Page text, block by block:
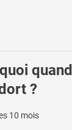
?
10 mois